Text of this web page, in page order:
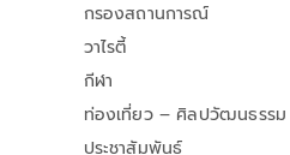
กรองสถานการณ์
วาไรตี้
กีฬา
ท่องเที่ยว – ศิลปวัฒนธรรม
ประชาสัมพันธ์